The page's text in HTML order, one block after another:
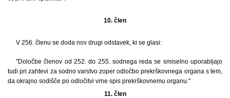
10. člen
V 256. členu se doda nov drugi odstavek, ki se glasi:
"Določbe členov od 252. do 255. sodnega reda se smiselno uporabljajo
tudi pri zahtevi za sodno varstvo zoper odločbo prekrškovnega organa s tem,
da okrajno sodišče po odločitvi vrne spis prekrškovnemu organu."
11. člen